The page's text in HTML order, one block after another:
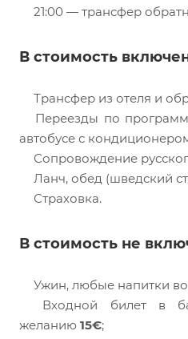
21:00 — трансфер
В стоимость
Трансфер из отеля и
Переезды по
автобусе с
Сопровождение
Ланч, обед (шведский
Страховка.
В стоимость не
Ужин, любые напитки
Входной билет в
желанию 15€;